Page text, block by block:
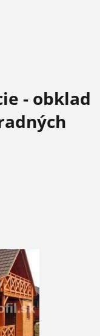
- obklad